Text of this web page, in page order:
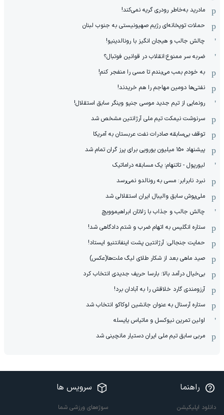
مادرید به‌خاطر رودری گریه نمی‌کند!
حملات توپخانه‌ای رژیم صهیونیستی به جنوب لبنان
چالش جالب و هیجان انگیز با رونالدینیو!
ضربه سر ممنوع؛انقلاب در قوانین فوتبال؟
به خودم بمب می‌بندم تا مسی را منفجر کنم!
نفتی‌ها دومین مهاجم را هم خریدند!
رونمایی از تیم جدید موسی جنپو وینگر سابق استقلال!
سرنوشت نیمکت تیم ملی آرژانتین مشخص شد
توقف بی‌سابقه صادرات نفت عربستان به آمریکا
پیشنهاد ۱۵۰ میلیون یورویی برای پرز گران تمام شد
لیورپول - تاتنهام؛ یک مسابقه دراماتیک
نبرد نابرابر: مسی به رونالدو نمی‌رسد
ملی‌پوش سابق والیبال ایران استقلالی شد
چالش جالب و جذاب با زلاتان ابراهیموویچ
ستاره انگلیس به اتهام ضرب و شتم دادگاهی شد!
حمایت جنجالی: آرژانتین پشت اینفانتنیو ایستاد!
صید ماهی بعد از شکار طلای لیگ ملت‌ها(عکس)
بی‌خیال درآمد بالا: بارسا حریف جدیدی انتخاب کرد
آرزومندی گارد خلاقش را به آبادان برد!
ستاره آرسنال به عنوان جانشین لوکاکو انتخاب شد
اولین تمرین نیوکسل و ماتیاس یایسله
مربی سابق تیم ملی ایران دستیار مانچینی شد
راهنما
دانلود اپلیکیشن
سرویس ها
سوژه‌های ورزشی شما